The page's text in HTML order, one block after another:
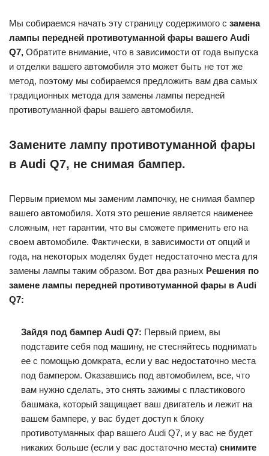
Мы собираемся начать эту страницу содержимого с замена
лампы передней противотуманной фары вашего Audi
Q7, Обратите внимание, что в зависимости от года выпуска
и отделки вашего автомобиля это может быть не тот же
метод, поэтому мы собираемся предложить вам два самых
традиционных метода для замены лампы передней
противотуманной фары вашего автомобиля.
Замените лампу противотуманной фары
в Audi Q7, не снимая бампер.
Первым приемом мы заменим лампочку, не снимая бампер
вашего автомобиля. Хотя это решение является наименее
сложным, нет гарантии, что вы сможете применить его на
своем автомобиле. Фактически, в зависимости от опций и
года, на некоторых моделях будет недостаточно места для
замены лампы таким образом. Вот два разных Решения по
замене лампы передней противотуманной фары в Audi
Q7:
Зайдя под бампер Audi Q7: Первый прием, вы
подставите себя под машину, не стесняйтесь поднимать
ее с помощью домкрата, если у вас недостаточно места
под бампером. Оказавшись под автомобилем, все, что
вам нужно сделать, это снять зажимы с пластикового
башмака, который защищает ваш двигатель и лежит на
вашем бампере, у вас будет доступ к блоку
противотуманных фар вашего Audi Q7, и у вас не будет
никаких больше (если у вас достаточно места) снимите